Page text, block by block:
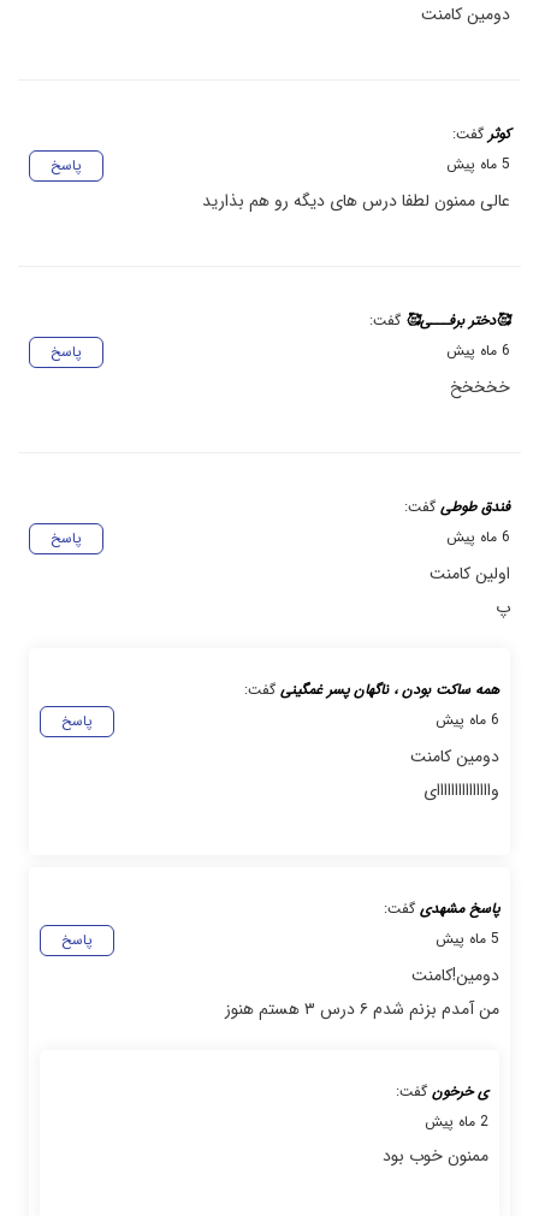
دومین کامنت
کوثر گفت:
پاسخ
5 ماه پیش
عالی ممنون لطفا درس های دیگه رو هم بذارید
🥰دختر برفـــی🥰 گفت:
پاسخ
6 ماه پیش
خخخخخ
فندق طوطی گفت:
پاسخ
6 ماه پیش
اولین کامنت
پ
همه ساکت بودن ، ناگهان پسر غمگینی گفت:
پاسخ
6 ماه پیش
دومین کامنت
وااااااااااااااای
پاسخ مشهدی گفت:
پاسخ
5 ماه پیش
دومین!کامنت
من آمدم بزنم شدم ۶ درس ۳ هستم هنوز
ی خرخون گفت:
2 ماه پیش
ممنون خوب بود